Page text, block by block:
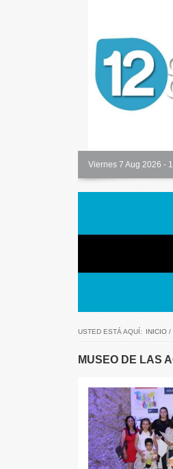
Viernes 7 Aug 2026 -
Toda la información al instante en
USTED ESTÁ AQUÍ: INICIO/
MUSEO DE LAS